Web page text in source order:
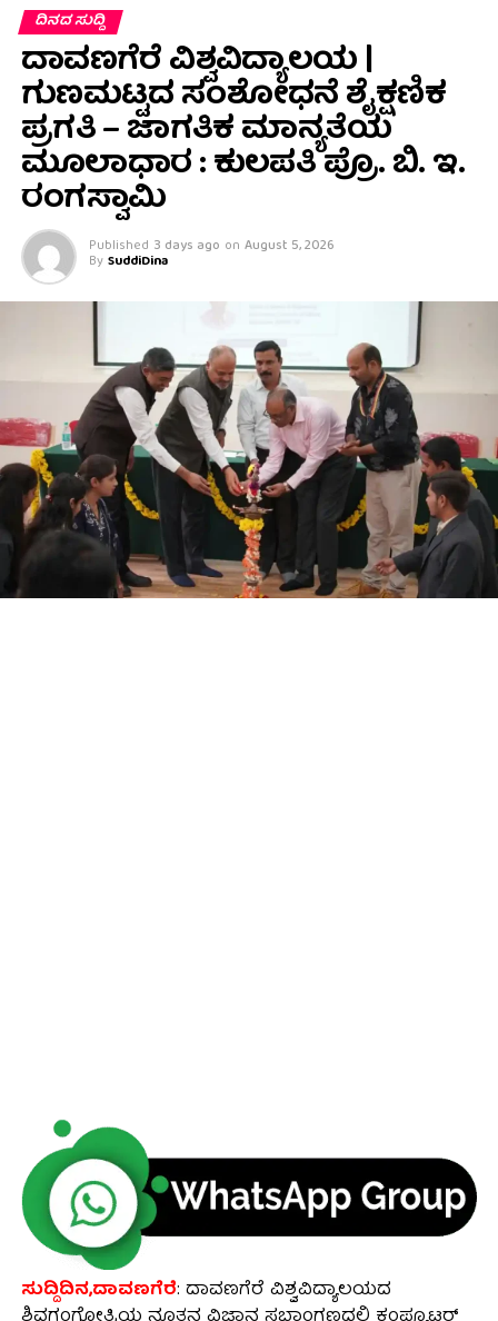
ದಿನದ ಸುದ್ದಿ
ದಾವಣಗೆರೆ ವಿಶ್ವವಿದ್ಯಾಲಯ |
ಗುಣಮಟ್ಟದ ಸಂಶೋಧನೆ ಶೈಕ್ಷಣಿಕ
ಪ್ರಗತಿ – ಜಾಗತಿಕ ಮಾನ್ಯತೆಯ
ಮೂಲಾಧಾರ : ಕುಲಪತಿ ಪ್ರೊ. ಬಿ. ಇ.
ರಂಗಸ್ವಾಮಿ
Published 3 days ago on August 5, 2026
By SuddiDina
ಸುದ್ದಿದಿನ,ದಾವಣಗೆರೆ: ದಾವಣಗೆರೆ ವಿಶ್ವವಿದ್ಯಾಲಯದ